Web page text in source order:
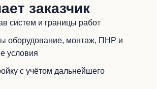
заказчик
систем и границы работ
оборудование, монтаж, ПНР и
условия
с учётом дальнейшего